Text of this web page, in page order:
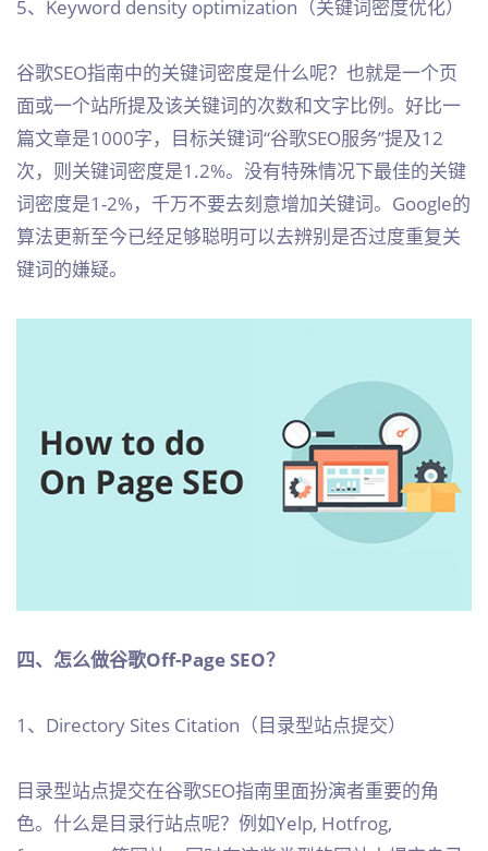
5、Keyword density optimization（关键词密度优化）
谷歌SEO指南中的关键词密度是什么呢？也就是一个页
面或一个站所提及该关键词的次数和文字比例。好比一
篇文章是1000字，目标关键词“谷歌SEO服务”提及12
次，则关键词密度是1.2%。没有特殊情况下最佳的关键
词密度是1-2%，千万不要去刻意增加关键词。Google的
算法更新至今已经足够聪明可以去辨别是否过度重复关
键词的嫌疑。
四、怎么做谷歌Off-Page SEO？
1、Directory Sites Citation（目录型站点提交）
目录型站点提交在谷歌SEO指南里面扮演者重要的角
色。什么是目录行站点呢？例如Yelp, Hotfrog,